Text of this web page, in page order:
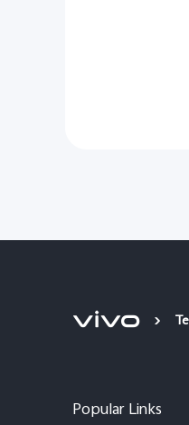
Popular Links